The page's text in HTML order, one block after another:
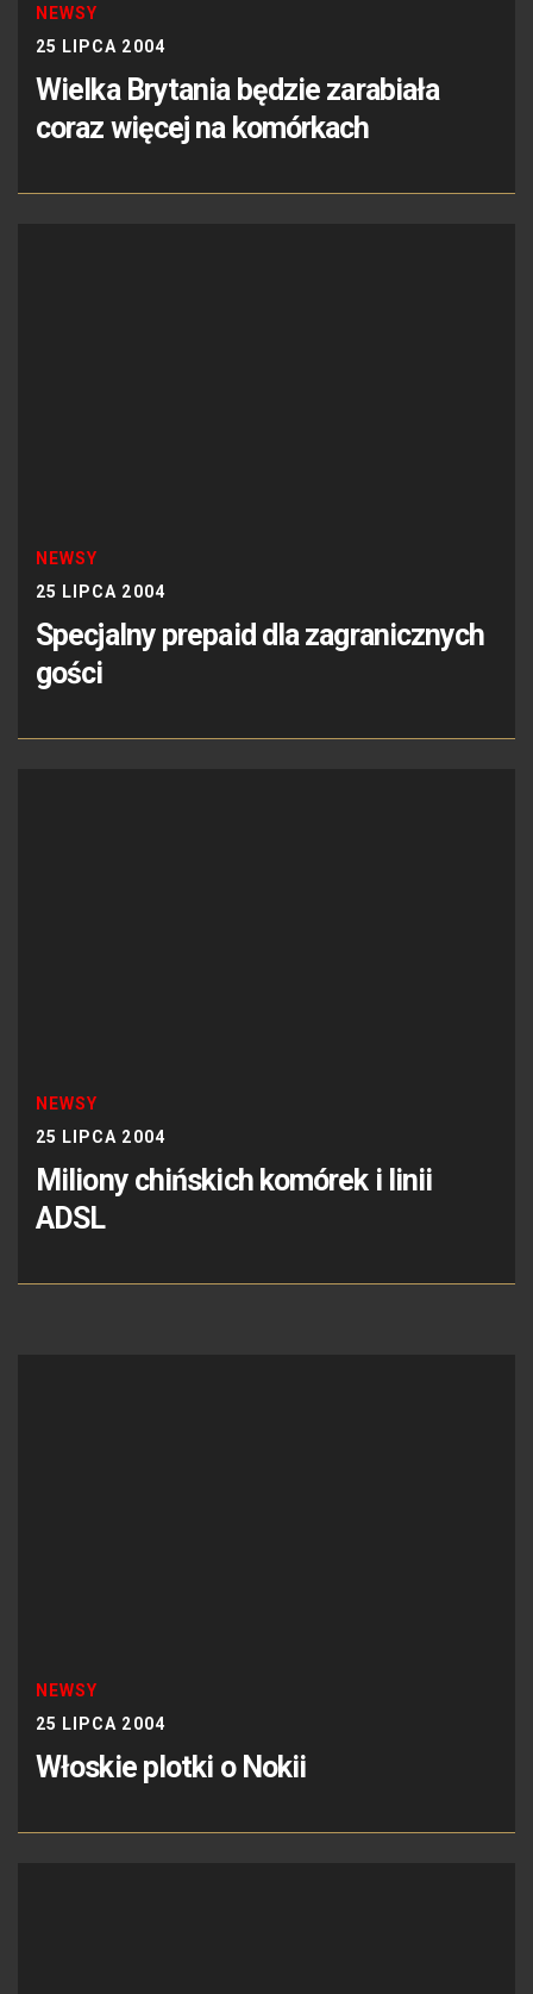
NEWSY
25 LIPCA 2004
Wielka Brytania będzie zarabiała
coraz więcej na komórkach
NEWSY
25 LIPCA 2004
Specjalny prepaid dla zagranicznych
gości
NEWSY
25 LIPCA 2004
Miliony chińskich komórek i linii
ADSL
NEWSY
25 LIPCA 2004
Włoskie plotki o Nokii